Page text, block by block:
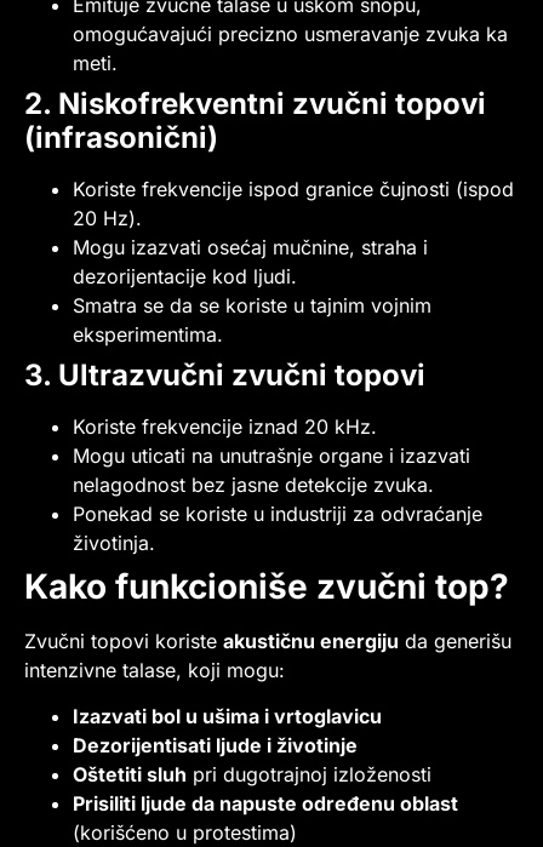
omogućavajući precizno usmeravanje zvuka ka
meti.
2. Niskofrekventni zvučni topovi
(infrasonični)
Koriste frekvencije ispod granice čujnosti (ispod
20 Hz).
Mogu izazvati osećaj mučnine, straha i
dezorijentacije kod ljudi.
Smatra se da se koriste u tajnim vojnim
eksperimentima.
3. Ultrazvučni zvučni topovi
Koriste frekvencije iznad 20 kHz.
Mogu uticati na unutrašnje organe i izazvati
nelagodnost bez jasne detekcije zvuka.
Ponekad se koriste u industriji za odvraćanje
životinja.
Kako funkcioniše zvučni top?
Zvučni topovi koriste akustičnu energiju da generišu
intenzivne talase, koji mogu:
Izazvati bol u ušima i vrtoglavicu
Dezorijentisati ljude i životinje
Oštetiti sluh pri dugotrajnoj izloženosti
Prisiliti ljude da napuste određenu oblast
(korišćeno u protestima)